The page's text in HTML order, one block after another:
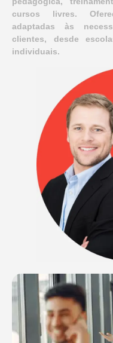
cursos livres.
adaptadas às
clientes, desde
individuais.